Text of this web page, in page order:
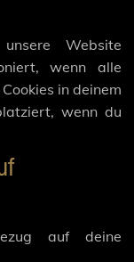
Website
wenn alle
in deinem
wenn du
auf deine